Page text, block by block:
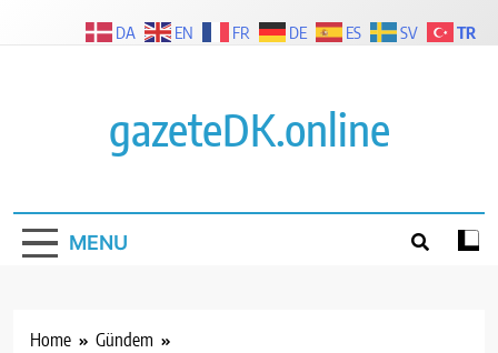
gazeteDK.online
MENU
Home
Gündem
DA EN FR DE ES SV TR